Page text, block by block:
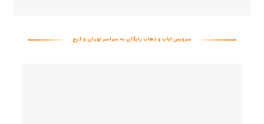
سرویس ایاب و ذهاب رایگان به سراسر تهران و کرج